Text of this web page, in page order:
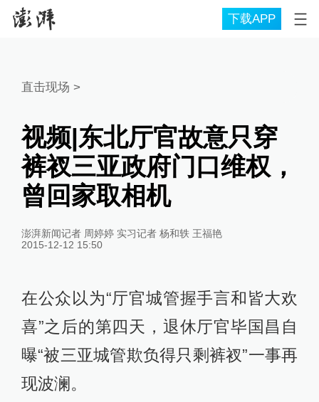
下载APP
直击现场 >
视频|东北厅官故意只穿
裤衩三亚政府门口维权，
曾回家取相机
澎湃新闻记者 周婷婷 实习记者 杨和轶 王福艳
2015-12-12 15:50
在公众以为“厅官城管握手言和皆大欢
喜”之后的第四天，退休厅官毕国昌自
曝“被三亚城管欺负得只剩裤衩”一事再
现波澜。